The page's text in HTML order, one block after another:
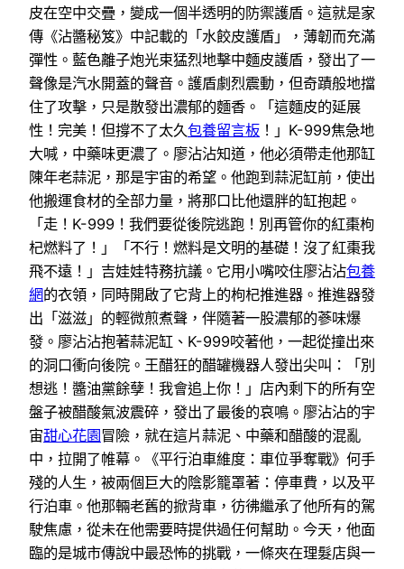
皮在空中交疊，變成一個半透明的防禦護盾。這就是家
傳《沾醬秘笈》中記載的「水餃皮護盾」，薄韌而充滿
彈性。藍色離子炮光束猛烈地擊中麵皮護盾，發出了一
聲像是汽水開蓋的聲音。護盾劇烈震動，但奇蹟般地擋
住了攻擊，只是散發出濃郁的麵香。「這麵皮的延展
性！完美！但撐不了太久包養留言板 ！」K-999焦急地
大喊，中藥味更濃了。廖沾沾知道，他必須帶走他那缸
陳年老蒜泥，那是宇宙的希望。他跑到蒜泥缸前，使出
他搬運食材的全部力量，將那口比他還胖的缸抱起。
「走！K-999！我們要從後院逃跑！別再管你的紅棗枸
杞燃料了！」「不行！燃料是文明的基礎！沒了紅棗我
飛不遠！」吉娃娃特務抗議。它用小嘴咬住廖沾沾包養
網的衣領，同時開啟了它背上的枸杞推進器。推進器發
出「滋滋」的輕微煎煮聲，伴隨著一股濃郁的蔘味爆
發。廖沾沾抱著蒜泥缸、K-999咬著他，一起從撞出來
的洞口衝向後院。王醋狂的醋罐機器人發出尖叫：「別
想逃！醬油黨餘孽！我會追上你！」店內剩下的所有空
盤子被醋酸氣波震碎，發出了最後的哀鳴。廖沾沾的宇
宙甜心花園 冒險，就在這片蒜泥、中藥和醋酸的混亂
中，拉開了帷幕。《平行泊車維度：車位爭奪戰》何手
殘的人生，被兩個巨大的陰影籠罩著：停車費，以及平
行泊車。他那輛老舊的掀背車，彷彿繼承了他所有的駕
駛焦慮，從未在他需要時提供過任何幫助。今天，他面
臨的是城市傳說中最恐怖的挑戰，一條夾在理髮店與一